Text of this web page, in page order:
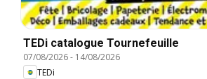
TEDi catalogue Tournefeuille
07/08/2026- 14/08/2026
TEDi